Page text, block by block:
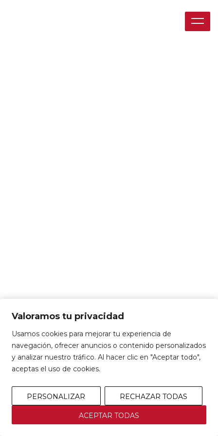
Valoramos tu privacidad
Usamos cookies para mejorar tu experiencia de
navegación, ofrecer anuncios o contenido personalizados
y analizar nuestro tráfico. Al hacer clic en "Aceptar todo",
aceptas el uso de cookies.
PERSONALIZAR RECHAZAR TODAS
ACEPTAR TODAS